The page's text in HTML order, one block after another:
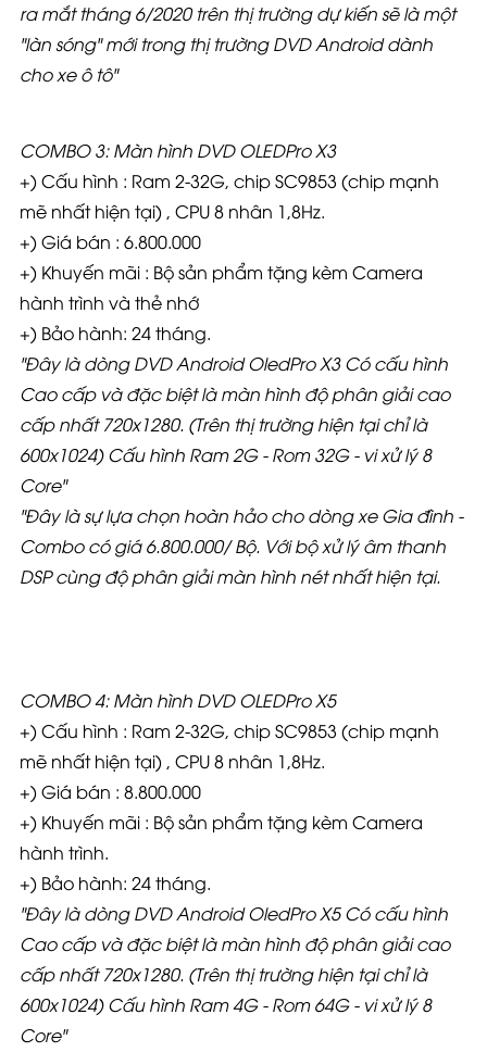
ra mắt tháng 6/2020 trên thị trường dự kiến sẽ là một
"làn sóng" mới trong thị trường DVD Android dành
cho xe ô tô"
COMBO 3: Màn hình DVD OLEDPro X3
+) Cấu hình : Ram 2-32G, chip SC9853 (chip mạnh
mẽ nhất hiện tại) , CPU 8 nhân 1,8Hz.
+) Giá bán : 6.800.000
+) Khuyến mãi : Bộ sản phẩm tặng kèm Camera
hành trình và thẻ nhớ
+) Bảo hành: 24 tháng.
"Đây là dòng DVD Android OledPro X3 Có cấu hình
Cao cấp và đặc biệt là màn hình độ phân giải cao
cấp nhất 720x1280. (Trên thị trường hiện tại chỉ là
600x1024) Cấu hình Ram 2G - Rom 32G - vi xử lý 8
Core"
"Đây là sự lựa chọn hoàn hảo cho dòng xe Gia đình -
Combo có giá 6.800.000/ Bộ. Với bộ xử lý âm thanh
DSP cùng độ phân giải màn hình nét nhất hiện tại.
COMBO 4: Màn hình DVD OLEDPro X5
+) Cấu hình : Ram 2-32G, chip SC9853 (chip mạnh
mẽ nhất hiện tại) , CPU 8 nhân 1,8Hz.
+) Giá bán : 8.800.000
+) Khuyến mãi : Bộ sản phẩm tặng kèm Camera
hành trình.
+) Bảo hành: 24 tháng.
"Đây là dòng DVD Android OledPro X5 Có cấu hình
Cao cấp và đặc biệt là màn hình độ phân giải cao
cấp nhất 720x1280. (Trên thị trường hiện tại chỉ là
600x1024) Cấu hình Ram 4G - Rom 64G - vi xử lý 8
Core"